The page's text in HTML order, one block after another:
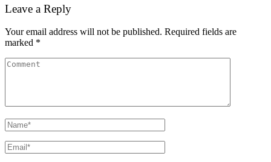
Leave a Reply
Your email address will not be published. Required fields are
marked *